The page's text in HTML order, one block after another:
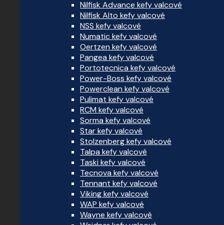
Nilfisk Advance kefy valcové
Nilfisk Alto kefy valcové
NSS kefy valcové
Numatic kefy valcové
Oertzen kefy valcové
Pangea kefy valcové
Portotecnica kefy valcové
Power-Boss kefy valcové
Powerclean kefy valcové
Pulimat kefy valcové
RCM kefy valcové
Sorma kefy valcové
Star kefy valcové
Stolzenberg kefy valcové
Talpa kefy valcové
Taski kefy valcové
Tecnova kefy valcové
Tennant kefy valcové
Viking kefy valcové
WAP kefy valcové
Wayne kefy valcové